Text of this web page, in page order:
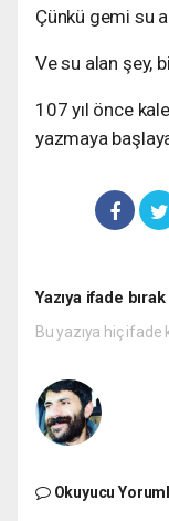
Çünkü gemi su
Ve su alan şey,
107 yıl önce
yazmaya
Yazıya ifade bırak
Bu yazıya hiç ifade
Okuyucu